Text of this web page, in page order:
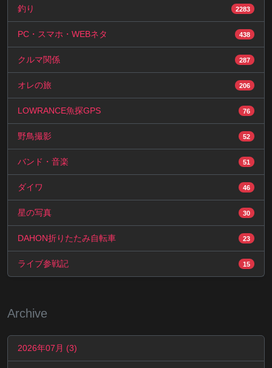
釣り 2283
PC・スマホ・WEBネタ 438
クルマ関係 287
オレの旅 206
LOWRANCE魚探GPS 76
野鳥撮影 52
バンド・音楽 51
ダイワ 46
星の写真 30
DAHON折りたたみ自転車 23
ライブ参戦記 15
Archive
2026年07月 (3)